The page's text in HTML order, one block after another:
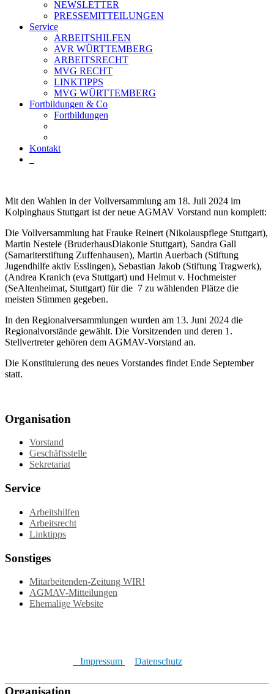
NEWSLETTER
PRESSEMITTEILUNGEN
Service
ARBEITSHILFEN
AVR WÜRTTEMBERG
ARBEITSRECHT
MVG RECHT
LINKTIPPS
MVG WÜRTTEMBERG
Fortbildungen & Co
Fortbildungen
Kontakt
Mit den Wahlen in der Vollversammlung am 18. Juli 2024 im
Kolpinghaus Stuttgart ist der neue AGMAV Vorstand nun komplett:
Die Vollversammlung hat Frauke Reinert (Nikolauspflege Stuttgart),
Martin Nestele (BruderhausDiakonie Stuttgart), Sandra Gall
(Samariterstiftung Zuffenhausen), Martin Auerbach (Stiftung
Jugendhilfe aktiv Esslingen), Sebastian Jakob (Stiftung Tragwerk),
(Andrea Kranich (eva Stuttgart) und Helmut v. Hochmeister
(SeAltenheimat, Stuttgart) für die 7 zu wählenden Plätze die
meisten Stimmen gegeben.
In den Regionalversammlungen wurden am 13. Juni 2024 die
Regionalvorstände gewählt. Die Vorsitzenden und deren 1.
Stellvertreter gehören dem AGMAV-Vorstand an.
Die Konstituierung des neues Vorstandes findet Ende September
statt.
Organisation
Vorstand
Geschäftsstelle
Sekretariat
Service
Arbeitshilfen
Arbeitsrecht
Linktipps
Sonstiges
Mitarbeitenden-Zeitung WIR!
AGMAV-Mitteilungen
Ehemalige Website
Impressum Datenschutz
Organisation